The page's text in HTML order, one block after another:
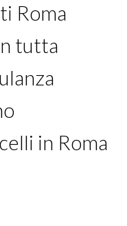
Roma
tutta
in Roma